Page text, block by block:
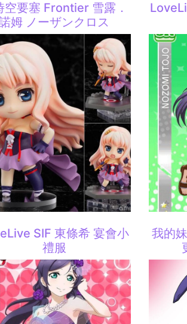
空要塞 Frontier 雪露．
姆 ノーザンクロス
SIF 東條希 宴會小
禮服
我的